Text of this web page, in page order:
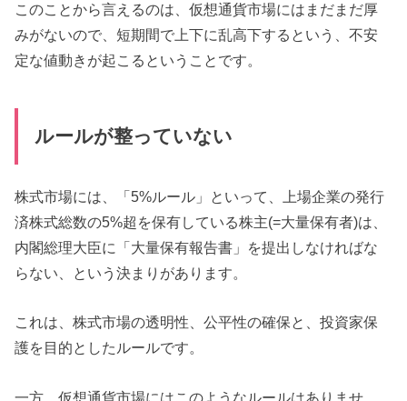
このことから言えるのは、仮想通貨市場にはまだまだ厚
みがないので、短期間で上下に乱高下するという、不安
定な値動きが起こるということです。
ルールが整っていない
株式市場には、「5%ルール」といって、上場企業の発行
済株式総数の5%超を保有している株主(=大量保有者)は、
内閣総理大臣に「大量保有報告書」を提出しなければな
らない、という決まりがあります。
これは、株式市場の透明性、公平性の確保と、投資家保
護を目的としたルールです。
一方、仮想通貨市場にはこのようなルールはありませ